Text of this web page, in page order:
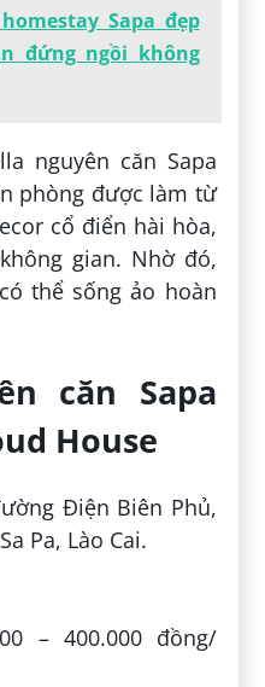
Sapa đẹp
đứng ngồi không
nguyên căn Sapa
phòng được làm từ
cổ điển hài hòa,
gian. Nhờ đó,
thể sống ảo hoàn
căn Sapa
House
Điện Biên Phủ,
Pa, Lào Cai.
– 400.000 đồng/